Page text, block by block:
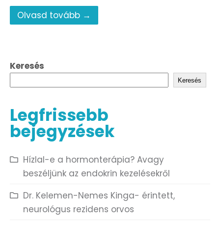
Olvasd tovább →
Keresés
Keresés
Legfrissebb
bejegyzések
Hízlal-e a hormonterápia? Avagy
beszéljünk az endokrin kezelésekről
Dr. Kelemen-Nemes Kinga- érintett,
neurológus rezidens orvos